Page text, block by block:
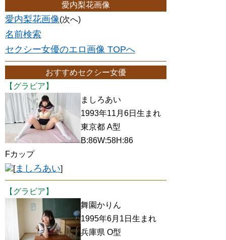
愛内梨花画像
愛内梨花画像(次へ)
名前検索
セクシー女優のエロ画像 TOPへ
おすすめセクシー女優
【グラビア】
ましろあい
1993年11月6日生まれ
東京都 A型
B:86W:58H:86
Fカップ
[ましろあい]
【グラビア】
舞園かりん
1995年6月1日生まれ
兵庫県 O型